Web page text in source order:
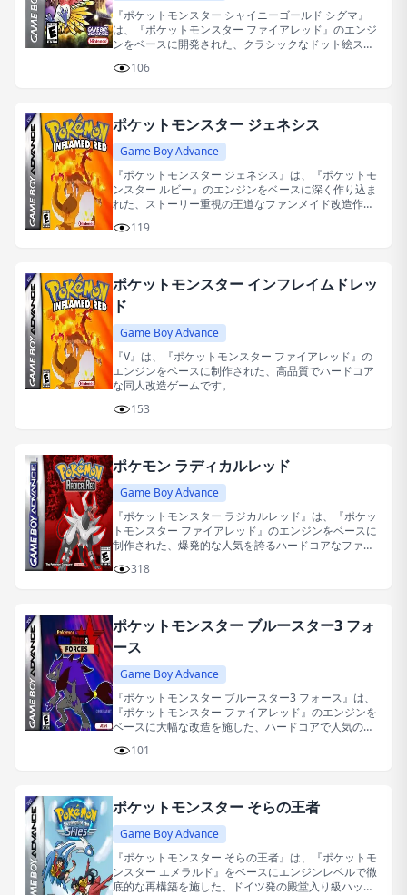
『ポケットモンスター シャイニーゴールド シグマ』
は、『ポケットモンスター ファイアレッド』のエンジ
ンをベースに開発された、クラシックなドット絵スタ
106
ポケットモンスター ジェネシス
Game Boy Advance
『ポケットモンスター ジェネシス』は、『ポケットモ
ンスター ルビー』のエンジンをベースに深く作り込ま
れた、ストーリー重視の王道なファンメイド改造作品
119
ポケットモンスター インフレイムドレッ
ド
Game Boy Advance
『V』は、『ポケットモンスター ファイアレッド』の
エンジンをベースに制作された、高品質でハードコア
な同人改造ゲームです。
153
ポケモン ラディカルレッド
Game Boy Advance
『ポケットモンスター ラジカルレッド』は、『ポケッ
トモンスター ファイアレッド』のエンジンをベースに
制作された、爆発的な人気を誇るハードコアなファン
318
ポケットモンスター ブルースター3 フォ
ース
Game Boy Advance
『ポケットモンスター ブルースター3 フォース』は、
『ポケットモンスター ファイアレッド』のエンジンを
ベースに大幅な改造を施した、ハードコアで人気の高
101
ポケットモンスター そらの王者
Game Boy Advance
『ポケットモンスター そらの王者』は、『ポケットモ
ンスター エメラルド』をベースにエンジンレベルで徹
底的な再構築を施した、ドイツ発の殿堂入り級ハック